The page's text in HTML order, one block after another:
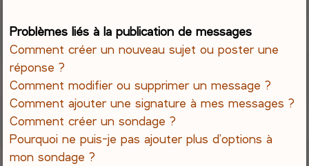
Problèmes liés à la publication de messages
Comment créer un nouveau sujet ou poster une
réponse ?
Comment modifier ou supprimer un message ?
Comment ajouter une signature à mes messages ?
Comment créer un sondage ?
Pourquoi ne puis-je pas ajouter plus d’options à
mon sondage ?